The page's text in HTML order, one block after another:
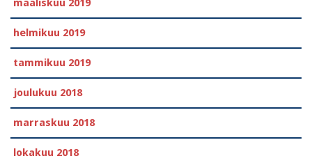
maaliskuu 2019
helmikuu 2019
tammikuu 2019
joulukuu 2018
marraskuu 2018
lokakuu 2018